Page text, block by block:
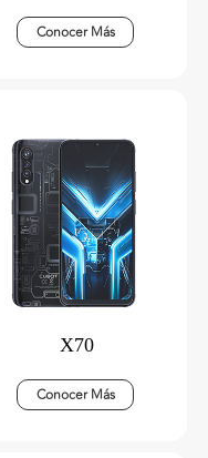
Conocer Más
X70
Conocer Más